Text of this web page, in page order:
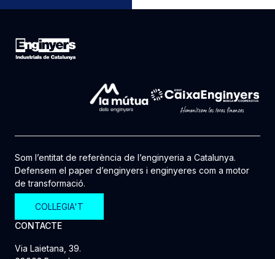
Som l’entitat de referència de l’enginyeria a Catalunya.
Defensem el paper d’enginyers i enginyeres com a motor
de transformació.
COL·LEGIA'T
CONTACTE
Via Laietana, 39.